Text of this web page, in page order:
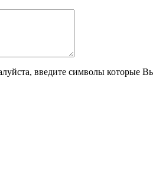
введите символы которые